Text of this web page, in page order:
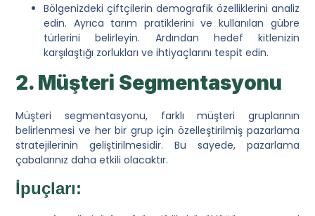
Bölgenizdeki çiftçilerin demografik özelliklerini analiz
edin. Ayrıca tarım pratiklerini ve kullanılan gübre
türlerini belirleyin. Ardından hedef kitlenizin
karşılaştığı zorlukları ve ihtiyaçlarını tespit edin.
2. Müşteri Segmentasyonu
Müşteri segmentasyonu, farklı müşteri gruplarının
belirlenmesi ve her bir grup için özelleştirilmiş pazarlama
stratejilerinin geliştirilmesidir. Bu sayede, pazarlama
çabalarınız daha etkili olacaktır.
İpuçları: